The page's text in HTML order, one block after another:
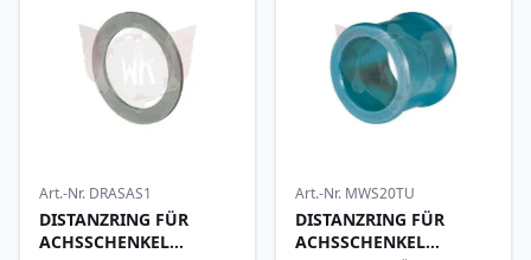
Art.-Nr. DRASAS1
DISTANZRING FÜR
ACHSSCHENKEL
Art.-Nr. MWS20TU
DISTANZRING FÜR
ACHSSCHENKEL